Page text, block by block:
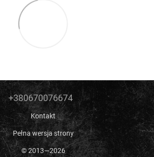
+380670076674
Kontakt
Pełna wersja strony
© 2013—2026